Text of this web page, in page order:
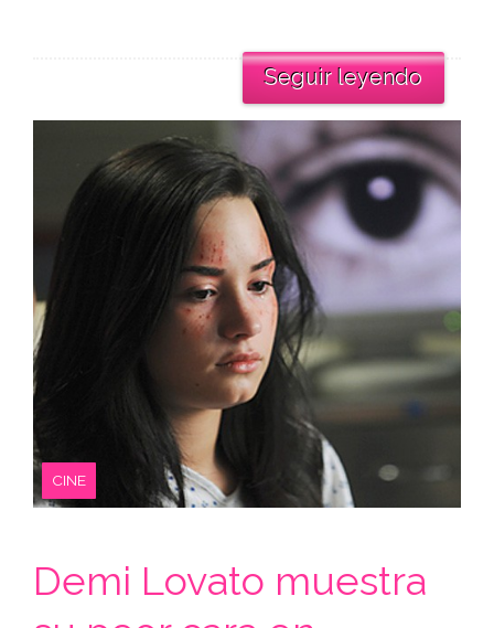
Seguir leyendo
CINE
Demi Lovato muestra